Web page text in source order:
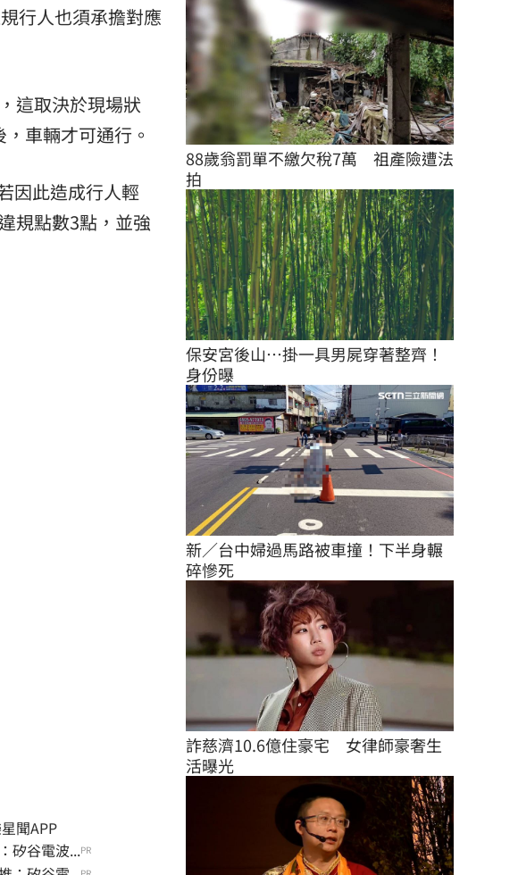
行人也須承擔對應
這取決於現場狀
車輛才可通行。
因此造成行人輕
規點數3點，並強
娛樂星聞APP
矽谷電波...PR
88歲翁罰單不繳欠稅7萬　祖產險遭法
拍
保安宮後山…掛一具男屍穿著整齊！
身份曝
新／台中婦過馬路被車撞！下半身輾
碎慘死
詐慈濟10.6億住豪宅　女律師豪奢生
活曝光